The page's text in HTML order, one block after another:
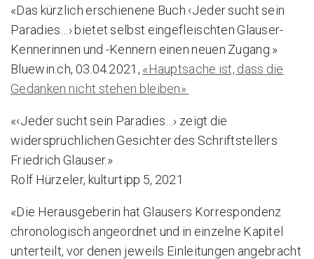
«Das kürzlich erschienene Buch ‹Jeder sucht sein
Paradies…› bietet selbst eingefleischten Glauser-
Kennerinnen und -Kennern einen neuen Zugang.»
Bluewin.ch, 03.04.2021, «Hauptsache ist, dass die
Gedanken nicht stehen bleiben»
«‹Jeder sucht sein Paradies…› zeigt die
widersprüchlichen Gesichter des Schriftstellers
Friedrich Glauser.»
Rolf Hürzeler, kulturtipp 5, 2021
«Die Herausgeberin hat Glausers Korrespondenz
chronologisch angeordnet und in einzelne Kapitel
unterteilt, vor denen jeweils Einleitungen angebracht